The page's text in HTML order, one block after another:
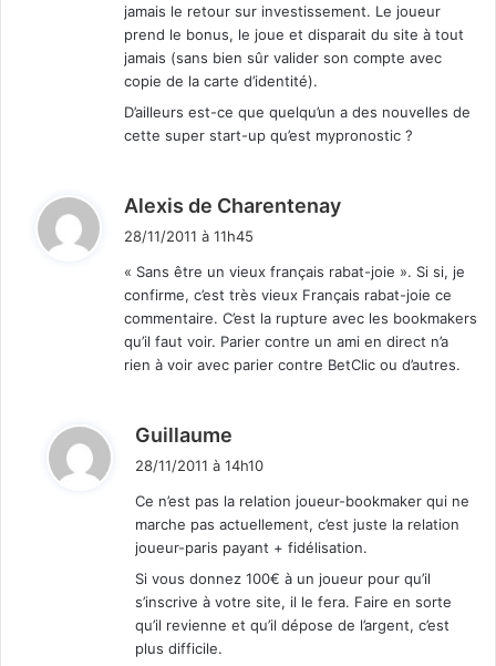
jamais le retour sur investissement. Le joueur
prend le bonus, le joue et disparait du site à tout
jamais (sans bien sûr valider son compte avec
copie de la carte d’identité).
D’ailleurs est-ce que quelqu’un a des nouvelles de
cette super start-up qu’est mypronostic ?
Alexis de Charentenay
:
28/11/2011 à 11h45
« Sans être un vieux français rabat-joie ». Si si, je
confirme, c’est très vieux Français rabat-joie ce
commentaire. C’est la rupture avec les bookmakers
qu’il faut voir. Parier contre un ami en direct n’a
rien à voir avec parier contre BetClic ou d’autres.
Guillaume
:
28/11/2011 à 14h10
Ce n’est pas la relation joueur-bookmaker qui ne
marche pas actuellement, c’est juste la relation
joueur-paris payant + fidélisation.
Si vous donnez 100€ à un joueur pour qu’il
s’inscrive à votre site, il le fera. Faire en sorte
qu’il revienne et qu’il dépose de l’argent, c’est
plus difficile.